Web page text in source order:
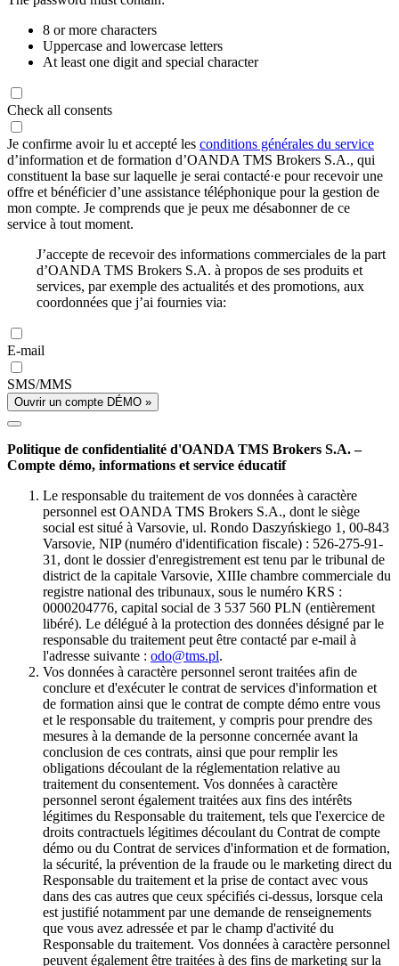
8 or more characters
Uppercase and lowercase letters
At least one digit and special character
Check all consents
Je confirme avoir lu et accepté les conditions générales du service
d’information et de formation d’OANDA TMS Brokers S.A., qui
constituent la base sur laquelle je serai contacté·e pour recevoir une
offre et bénéficier d’une assistance téléphonique pour la gestion de
mon compte. Je comprends que je peux me désabonner de ce
service à tout moment.
J’accepte de recevoir des informations commerciales de la part
d’OANDA TMS Brokers S.A. à propos de ses produits et
services, par exemple des actualités et des promotions, aux
coordonnées que j’ai fournies via:
E-mail
SMS/MMS
Ouvrir un compte DÉMO »
Politique de confidentialité d'OANDA TMS Brokers S.A. –
Compte démo, informations et service éducatif
Le responsable du traitement de vos données à caractère
personnel est OANDA TMS Brokers S.A., dont le siège
social est situé à Varsovie, ul. Rondo Daszyńskiego 1, 00-843
Varsovie, NIP (numéro d'identification fiscale) : 526-275-91-
31, dont le dossier d'enregistrement est tenu par le tribunal de
district de la capitale Varsovie, XIIIe chambre commerciale du
registre national des tribunaux, sous le numéro KRS :
0000204776, capital social de 3 537 560 PLN (entièrement
libéré). Le délégué à la protection des données désigné par le
responsable du traitement peut être contacté par e-mail à
l'adresse suivante : odo@tms.pl.
Vos données à caractère personnel seront traitées afin de
conclure et d'exécuter le contrat de services d'information et
de formation ainsi que le contrat de compte démo entre vous
et le responsable du traitement, y compris pour prendre des
mesures à la demande de la personne concernée avant la
conclusion de ces contrats, ainsi que pour remplir les
obligations découlant de la réglementation relative au
traitement du consentement. Vos données à caractère
personnel seront également traitées aux fins des intérêts
légitimes du Responsable du traitement, tels que l'exercice de
droits contractuels légitimes découlant du Contrat de compte
démo ou du Contrat de services d'information et de formation,
la sécurité, la prévention de la fraude ou le marketing direct du
Responsable du traitement et la prise de contact avec vous
dans des cas autres que ceux spécifiés ci-dessus, lorsque cela
est justifié notamment par une demande de renseignements
que vous avez adressée et par le champ d'activité du
Responsable du traitement. Vos données à caractère personnel
peuvent également être traitées à des fins de marketing sur la